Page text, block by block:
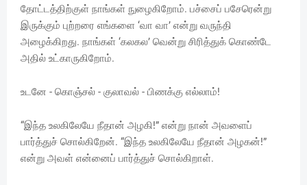
தோட்டத்திற்குள் நாங்கள் நுழைகிறோம். பச்சைப் பசேரென்று
இருக்கும் புற்றரை எங்களை ‘வா வா’ என்று வருந்தி
அழைக்கிறது. நாங்கள் ‘கலகல’ வென்று சிரித்துக் கொண்டே
அதில் உட்காருகிறோம்.
உடனே - கொஞ்சல் - குலாவல் - பிணக்கு எல்லாம்!
“இந்த உலகிலேயே நீதான் அழகி!” என்று நான் அவளைப்
பார்த்துச் சொல்கிறேன். “இந்த உலகிலேயே நீதான் அழகன்!”
என்று அவள் என்னைப் பார்த்துச் சொல்கிறாள்.